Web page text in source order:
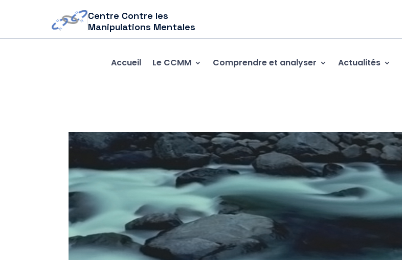
Centre Contre les
Manipulations Mentales
Accueil Le CCMM Comprendre et analyser Actualités